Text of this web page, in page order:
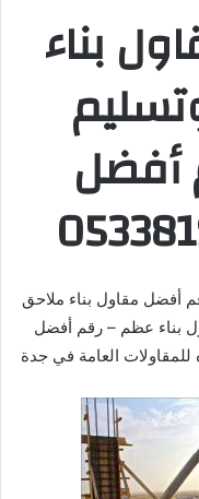
بناء
أفضل
أفضل مقاول بناء ملاحق
بجدة 0533819888 مقاول بناء عظم – رقم أفضل
العامة في جدة